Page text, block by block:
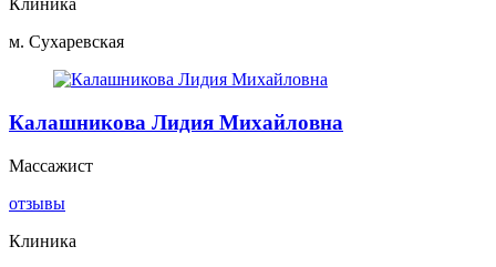
Клиника
м. Сухаревская
Калашникова Лидия Михайловна
Массажист
отзывы
Клиника